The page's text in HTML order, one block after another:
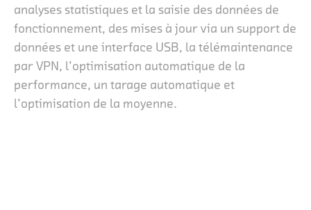
analyses statistiques et la saisie des données de
fonctionnement, des mises à jour via un support de
données et une interface USB, la télémaintenance
par VPN, l’optimisation automatique de la
performance, un tarage automatique et
l’optimisation de la moyenne.